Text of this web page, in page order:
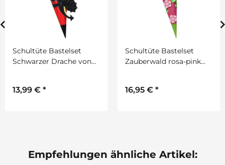
Schultüte Bastelset
Schwarzer Drache von
GRATIS
13,99 € *
Schultüte Bastelset
Zauberwald rosa-pink
GRATIS
16,95 € *
Empfehlungen ähnliche Artikel: